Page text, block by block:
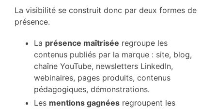
La visibilité se construit donc par deux formes de
présence.
La présence maîtrisée regroupe les
contenus publiés par la marque : site, blog,
chaîne YouTube, newsletters LinkedIn,
webinaires, pages produits, contenus
pédagogiques, démonstrations.
Les mentions gagnées regroupent les